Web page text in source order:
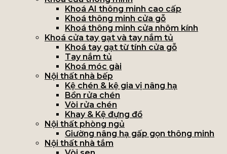
Khoá AI thông minh cao cấp
Khoá thông minh cửa gỗ
Khoá thông minh cửa nhôm kính
Khoá cửa tay gạt và tay nắm tủ
Khoá tay gạt từ tính cửa gỗ
Tay nắm tủ
Khoá móc gài
Nội thất nhà bếp
Kệ chén & kệ gia vị nâng hạ
Bồn rửa chén
Vòi rửa chén
Khay & Kệ đựng đồ
Nội thất phòng ngủ
Giường nâng hạ gấp gọn thông minh
Nội thất nhà tắm